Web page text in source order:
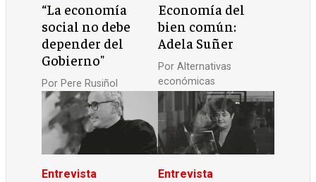
“La economía
social no debe
depender del
Gobierno"
Por Pere Rusiñol
Economía del
bien común:
Adela Suñer
Por Alternativas
económicas
Entrevista Entrevista